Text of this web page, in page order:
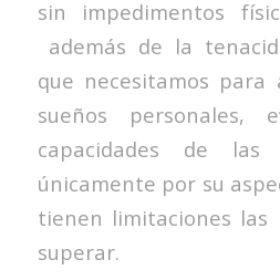
sin impedimentos
además de la
que necesitamos para
sueños personales,
capacidades de las
únicamente por su
tienen limitaciones las
superar.